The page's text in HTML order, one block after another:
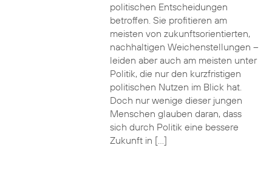
politischen Entscheidungen
betroffen. Sie profitieren am
meisten von zukunftsorientierten,
nachhaltigen Weichenstellungen –
leiden aber auch am meisten unter
Politik, die nur den kurzfristigen
politischen Nutzen im Blick hat.
Doch nur wenige dieser jungen
Menschen glauben daran, dass
sich durch Politik eine bessere
Zukunft in […]